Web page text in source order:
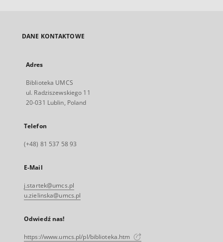
DANE KONTAKTOWE
Adres
Biblioteka UMCS
ul. Radziszewskiego 11
20-031 Lublin, Poland
Telefon
(+48) 81 537 58 93
E-Mail
j.startek@umcs.pl
u.zielinska@umcs.pl
Odwiedź nas!
https://www.umcs.pl/pl/biblioteka.htm